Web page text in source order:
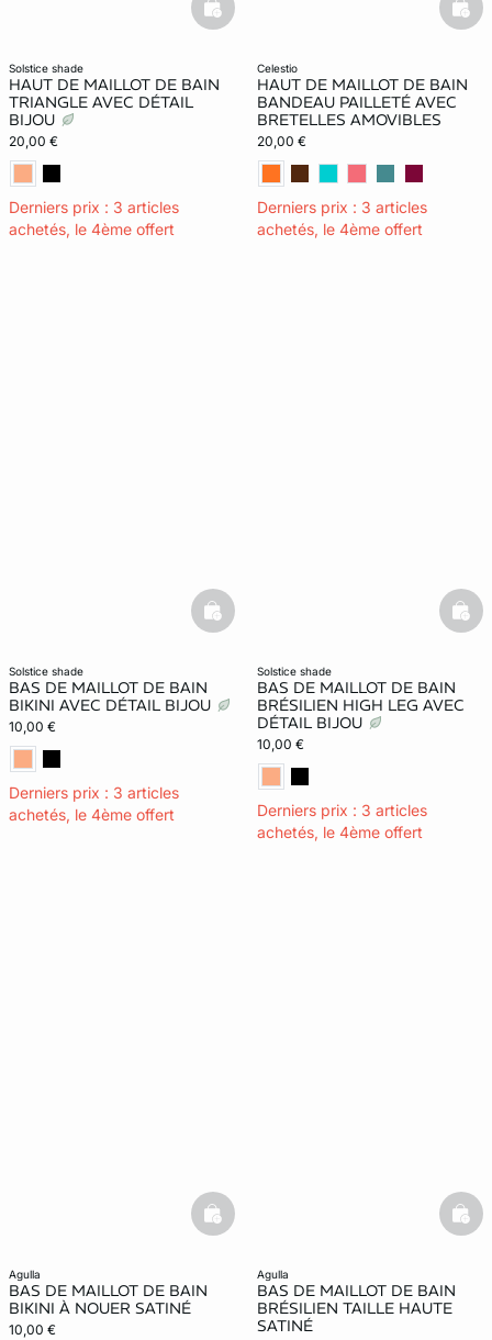
solstice shade
HAUT DE MAILLOT DE BAIN
TRIANGLE AVEC DÉTAIL
BIJOU
20,00 €
Derniers prix : 3 articles
achetés, le 4ème offert
basketfull
celestio
HAUT DE MAILLOT DE BAIN
BANDEAU PAILLETÉ AVEC
BRETELLES AMOVIBLES
20,00 €
Derniers prix : 3 articles
achetés, le 4ème offert
solstice shade
BAS DE MAILLOT DE BAIN
BIKINI AVEC DÉTAIL BIJOU
10,00 €
Derniers prix : 3 articles
achetés, le 4ème offert
basketfull
solstice shade
BAS DE MAILLOT DE BAIN
BRÉSILIEN HIGH LEG AVEC
DÉTAIL BIJOU
10,00 €
Derniers prix : 3 articles
achetés, le 4ème offert
agulla
BAS DE MAILLOT DE BAIN
BIKINI À NOUER SATINÉ
10,00 €
basketfull
agulla
BAS DE MAILLOT DE BAIN
BRÉSILIEN TAILLE HAUTE
SATINÉ